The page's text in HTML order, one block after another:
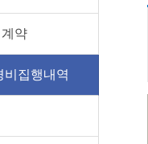
약
비집행내역